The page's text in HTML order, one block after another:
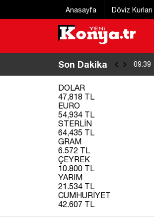
Anasayfa Döviz Kurları
Son Dakika 09:39
DOLAR
47,818 TL
EURO
54,934 TL
STERLİN
64,435 TL
GRAM
6.572 TL
ÇEYREK
10.800 TL
YARIM
21.534 TL
CUMHURİYET
42.607 TL